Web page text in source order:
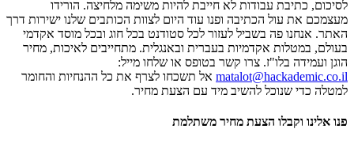
לסיכום, כתיבת עבודות לא חייבת להיות משימה מלחיצה. הורידו
מעצמכם את עול הכתיבה ופנו עוד היום לצוות הכותבים שלנו ישירות דרך
האתר. אנחנו פה בשביל לעזור לכל סטודנט בכל חוג ובכל מוסד אקדמי
בעולם, במטלות אקדמיות בעברית ובאנגלית. מתחייבים לאיכות, מחיר
הוגן ועמידה בלו"ז. צרו קשר בטופס או שלחו מייל:
matalot@hackademic.co.il אל תשכחו לצרף את כל ההנחיות והחומר
למטלה כדי שנוכל להשיב מיד עם הצעת מחיר.
פנו אלינו וקבלו הצעת מחיר משתלמת